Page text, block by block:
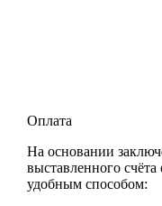
Оплата
На основании
выставленного
удобным способом: